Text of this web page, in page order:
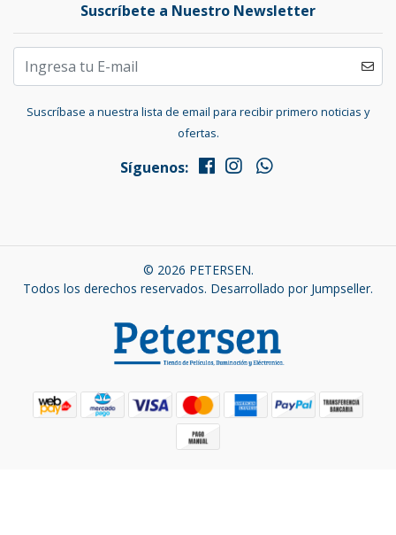
Suscríbete a Nuestro Newsletter
Suscríbase a nuestra lista de email para recibir primero noticias y
ofertas.
Síguenos:
© 2026 PETERSEN.
Todos los derechos reservados. Desarrollado por Jumpseller.